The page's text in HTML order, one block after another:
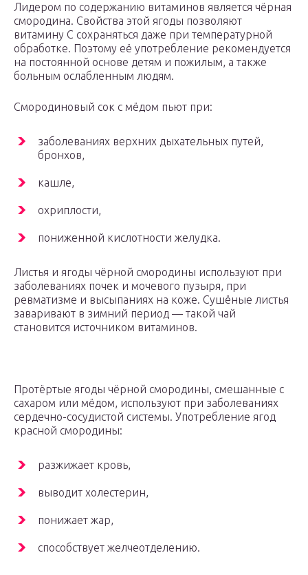
Лидером по содержанию витаминов является чёрная
смородина. Свойства этой ягоды позволяют
витамину С сохраняться даже при температурной
обработке. Поэтому её употребление рекомендуется
на постоянной основе детям и пожилым, а также
больным ослабленным людям.
Смородиновый сок с мёдом пьют при:
заболеваниях верхних дыхательных путей,
бронхов,
кашле,
охриплости,
пониженной кислотности желудка.
Листья и ягоды чёрной смородины используют при
заболеваниях почек и мочевого пузыря, при
ревматизме и высыпаниях на коже. Сушёные листья
заваривают в зимний период — такой чай
становится источником витаминов.
Протёртые ягоды чёрной смородины, смешанные с
сахаром или мёдом, используют при заболеваниях
сердечно-сосудистой системы. Употребление ягод
красной смородины:
разжижает кровь,
выводит холестерин,
понижает жар,
способствует желчеотделению.